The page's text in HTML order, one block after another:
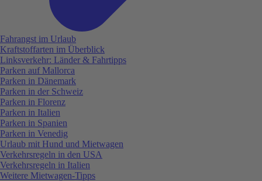
Fahrangst im Urlaub
Kraftstoffarten im Überblick
Linksverkehr: Länder & Fahrtipps
Parken auf Mallorca
Parken in Dänemark
Parken in der Schweiz
Parken in Florenz
Parken in Italien
Parken in Spanien
Parken in Venedig
Urlaub mit Hund und Mietwagen
Verkehrsregeln in den USA
Verkehrsregeln in Italien
Weitere Mietwagen-Tipps